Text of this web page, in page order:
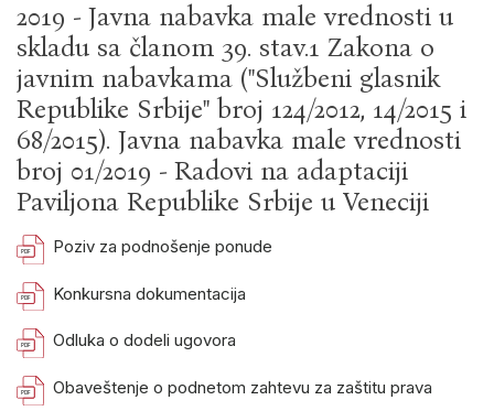
2019 - Javna nabavka male vrednosti u
skladu sa članom 39. stav.1 Zakona o
javnim nabavkama ("Službeni glasnik
Republike Srbije" broj 124/2012, 14/2015 i
68/2015). Javna nabavka male vrednosti
broj 01/2019 - Radovi na adaptaciji
Paviljona Republike Srbije u Veneciji
Poziv za podnošenje ponude
Konkursna dokumentacija
Odluka o dodeli ugovora
Obaveštenje o podnetom zahtevu za zaštitu prava